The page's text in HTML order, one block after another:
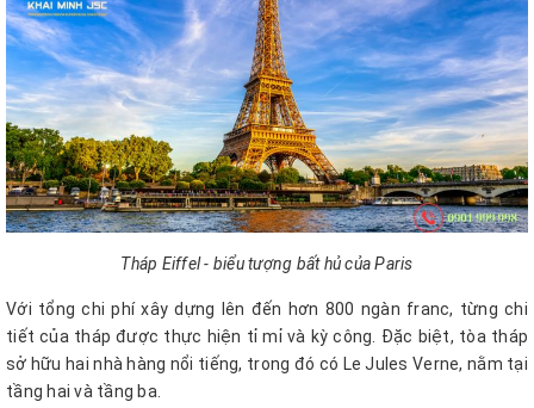
Tháp Eiffel - biểu tượng bất hủ của Paris
Với tổng chi phí xây dựng lên đến hơn 800 ngàn franc, từng chi
tiết của tháp được thực hiện tỉ mỉ và kỳ công. Đặc biệt, tòa tháp
sở hữu hai nhà hàng nổi tiếng, trong đó có Le Jules Verne, nằm tại
tầng hai và tầng ba.